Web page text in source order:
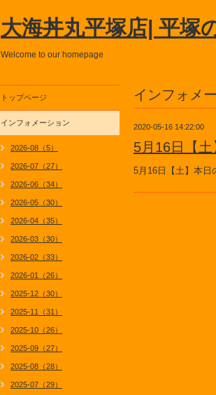
大海丼丸平塚店| 平塚
Welcome to our homepage
インフォメ
2020-05-16 14:22:00
5月16日【
5月16日【土】本日
トップページ
インフォメーション
2026-08（5）
2026-07（27）
2026-06（34）
2026-05（30）
2026-04（35）
2026-03（30）
2026-02（33）
2026-01（26）
2025-12（30）
2025-11（31）
2025-10（26）
2025-09（27）
2025-08（28）
2025-07（29）